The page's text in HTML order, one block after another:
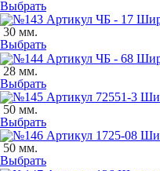
Выбрать
30 мм.
Выбрать
28 мм.
Выбрать
50 мм.
Выбрать
50 мм.
Выбрать